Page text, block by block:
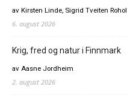
av Kirsten Linde, Sigrid Tveiten
6. august 2026
Krig, fred og natur i Finnmark
av Aasne Jordheim
2. august 2026